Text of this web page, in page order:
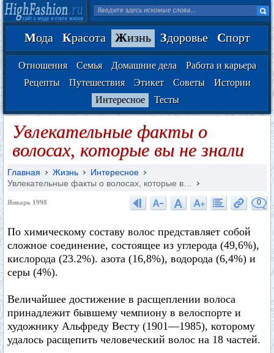
Мода Красота Жизнь Здоровье Спорт
Отношения Семья Домашние дела
Работа и карьера
Рецепты
Путешествия Этикет Советы
Истории
Интересное
Тесты
Увлекательные факты о
волосах, которые вы не знали
Главная Жизнь
Интересное
Увлекательные факты о волосах, которые в…
Январь 1998 0
По химическому составу волос представляет собой
сложное соединение, состоящее из углерода (49,6%),
кислорода (23.2%). азота (16,8%), водорода (6,4%) и
серы (4%).
Величайшее достижение в расщеплении волоса
принадлежит бывшему чемпиону в велоспорте и
художнику Альфреду Весту (1901—1985), которому
удалось расщепить человеческий волос на 18 частей.